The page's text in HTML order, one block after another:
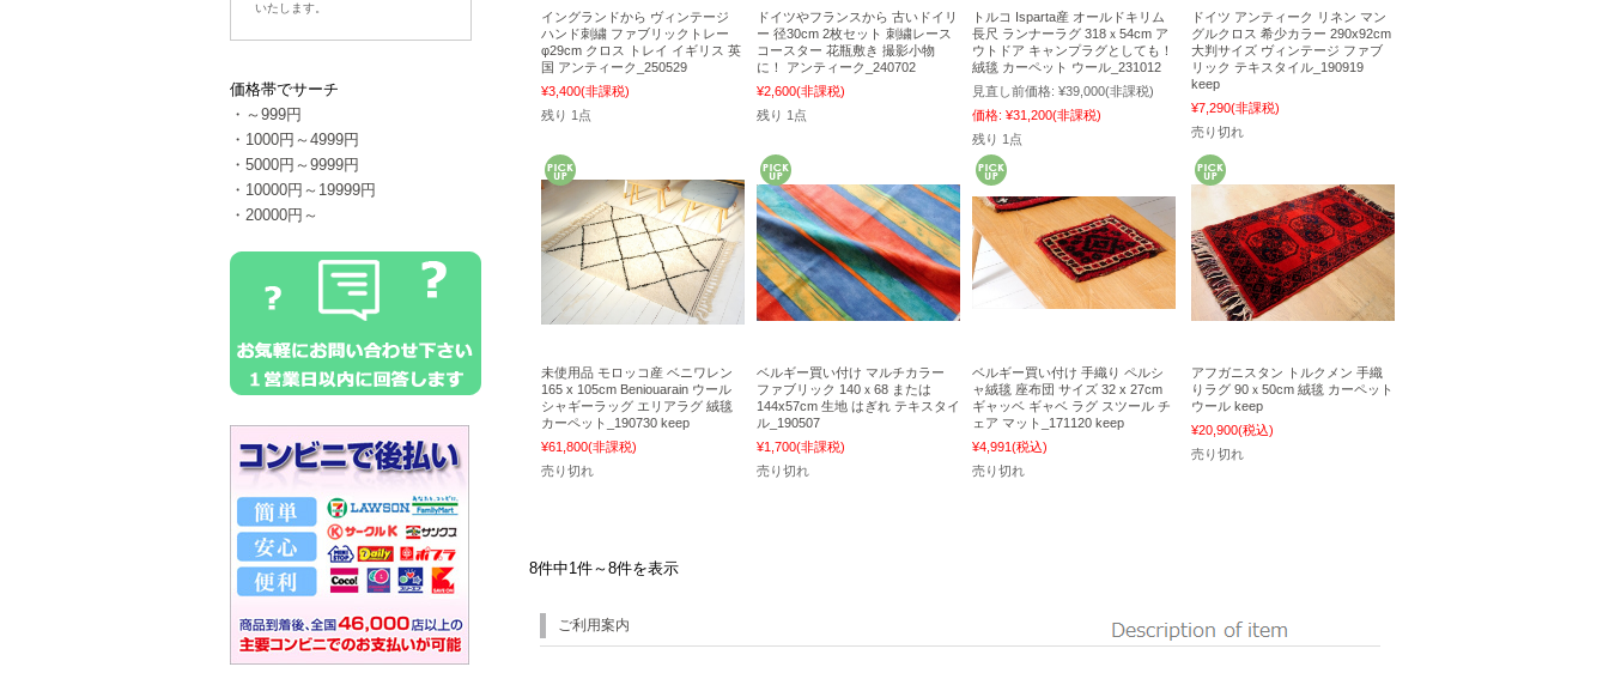
イングランドから ヴィンテージ
ハンド刺繍 ファブリックトレー
φ29cm クロス トレイ イギリス 英
国 アンティーク_250529
¥3,400(非課税)
残り 1点
ドイツやフランスから 古いドイリ
ー 径30cm 2枚セット 刺繍レース
コースター 花瓶敷き 撮影小物
に！ アンティーク_240702
¥2,600(非課税)
残り 1点
トルコ Isparta産 オールドキリム
長尺 ランナーラグ 318ｘ54cm ア
ウトドア キャンプラグとしても！
絨毯 カーペット ウール_231012
見直し前価格: ¥39,000(非課税)
価格: ¥31,200(非課税)
残り 1点
ドイツ アンティーク リネン マン
グルクロス 希少カラー 290x92cm
大判サイズ ヴィンテージ ファブ
リック テキスタイル_190919
keep
¥7,290(非課税)
売り切れ
未使用品 モロッコ産 ベニワレン
165 x 105cm Beniouarain ウール
シャギーラッグ エリアラグ 絨毯
カーペット_190730 keep
¥61,800(非課税)
売り切れ
ベルギー買い付け マルチカラー
ファブリック 140ｘ68 または
144x57cm 生地 はぎれ テキスタイ
ル_190507
¥1,700(非課税)
売り切れ
ベルギー買い付け 手織り ペルシ
ャ絨毯 座布団 サイズ 32 x 27cm
ギャッベ ギャベ ラグ スツール チ
ェア マット_171120 keep
¥4,991(税込)
売り切れ
アフガニスタン トルクメン 手織
りラグ 90ｘ50cm 絨毯 カーペット
ウール keep
¥20,900(税込)
売り切れ
8件中1件～8件を表示
ご利用案内
いたします。
価格帯でサーチ
・～999円
・1000円～4999円
・5000円～9999円
・10000円～19999円
・20000円～